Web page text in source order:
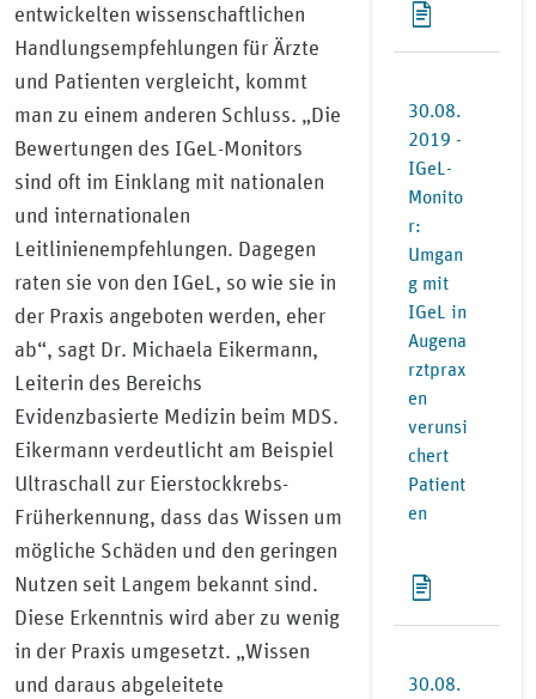
entwickelten wissenschaftlichen
Handlungsempfehlungen für Ärzte
und Patienten vergleicht, kommt
man zu einem anderen Schluss. „Die
Bewertungen des IGeL-Monitors
sind oft im Einklang mit nationalen
und internationalen
Leitlinienempfehlungen. Dagegen
raten sie von den IGeL, so wie sie in
der Praxis angeboten werden, eher
ab“, sagt Dr. Michaela Eikermann,
Leiterin des Bereichs
Evidenzbasierte Medizin beim MDS.
Eikermann verdeutlicht am Beispiel
Ultraschall zur Eierstockkrebs-
Früherkennung, dass das Wissen um
mögliche Schäden und den geringen
Nutzen seit Langem bekannt sind.
Diese Erkenntnis wird aber zu wenig
in der Praxis umgesetzt. „Wissen
und daraus abgeleitete
30.08.
2019 -
IGeL-
Monito
r:
Umgan
g mit
IGeL in
Augena
rztprax
en
verunsi
chert
Patient
en
30.08.